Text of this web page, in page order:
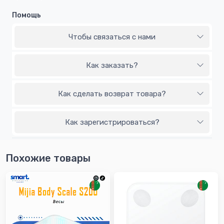
Помощь
Чтобы связаться с нами
Как заказать?
Как сделать возврат товара?
Как зарегистрироваться?
Похожие товары